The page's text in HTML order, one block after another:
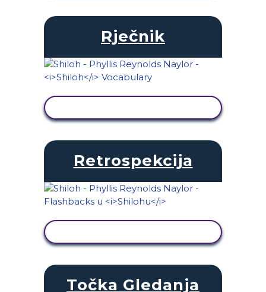
Rječnik
Retrospekcija
Točka Gledanja